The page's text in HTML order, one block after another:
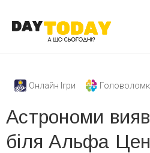
Онлайн Ігри
Астрономи
біля Альфа